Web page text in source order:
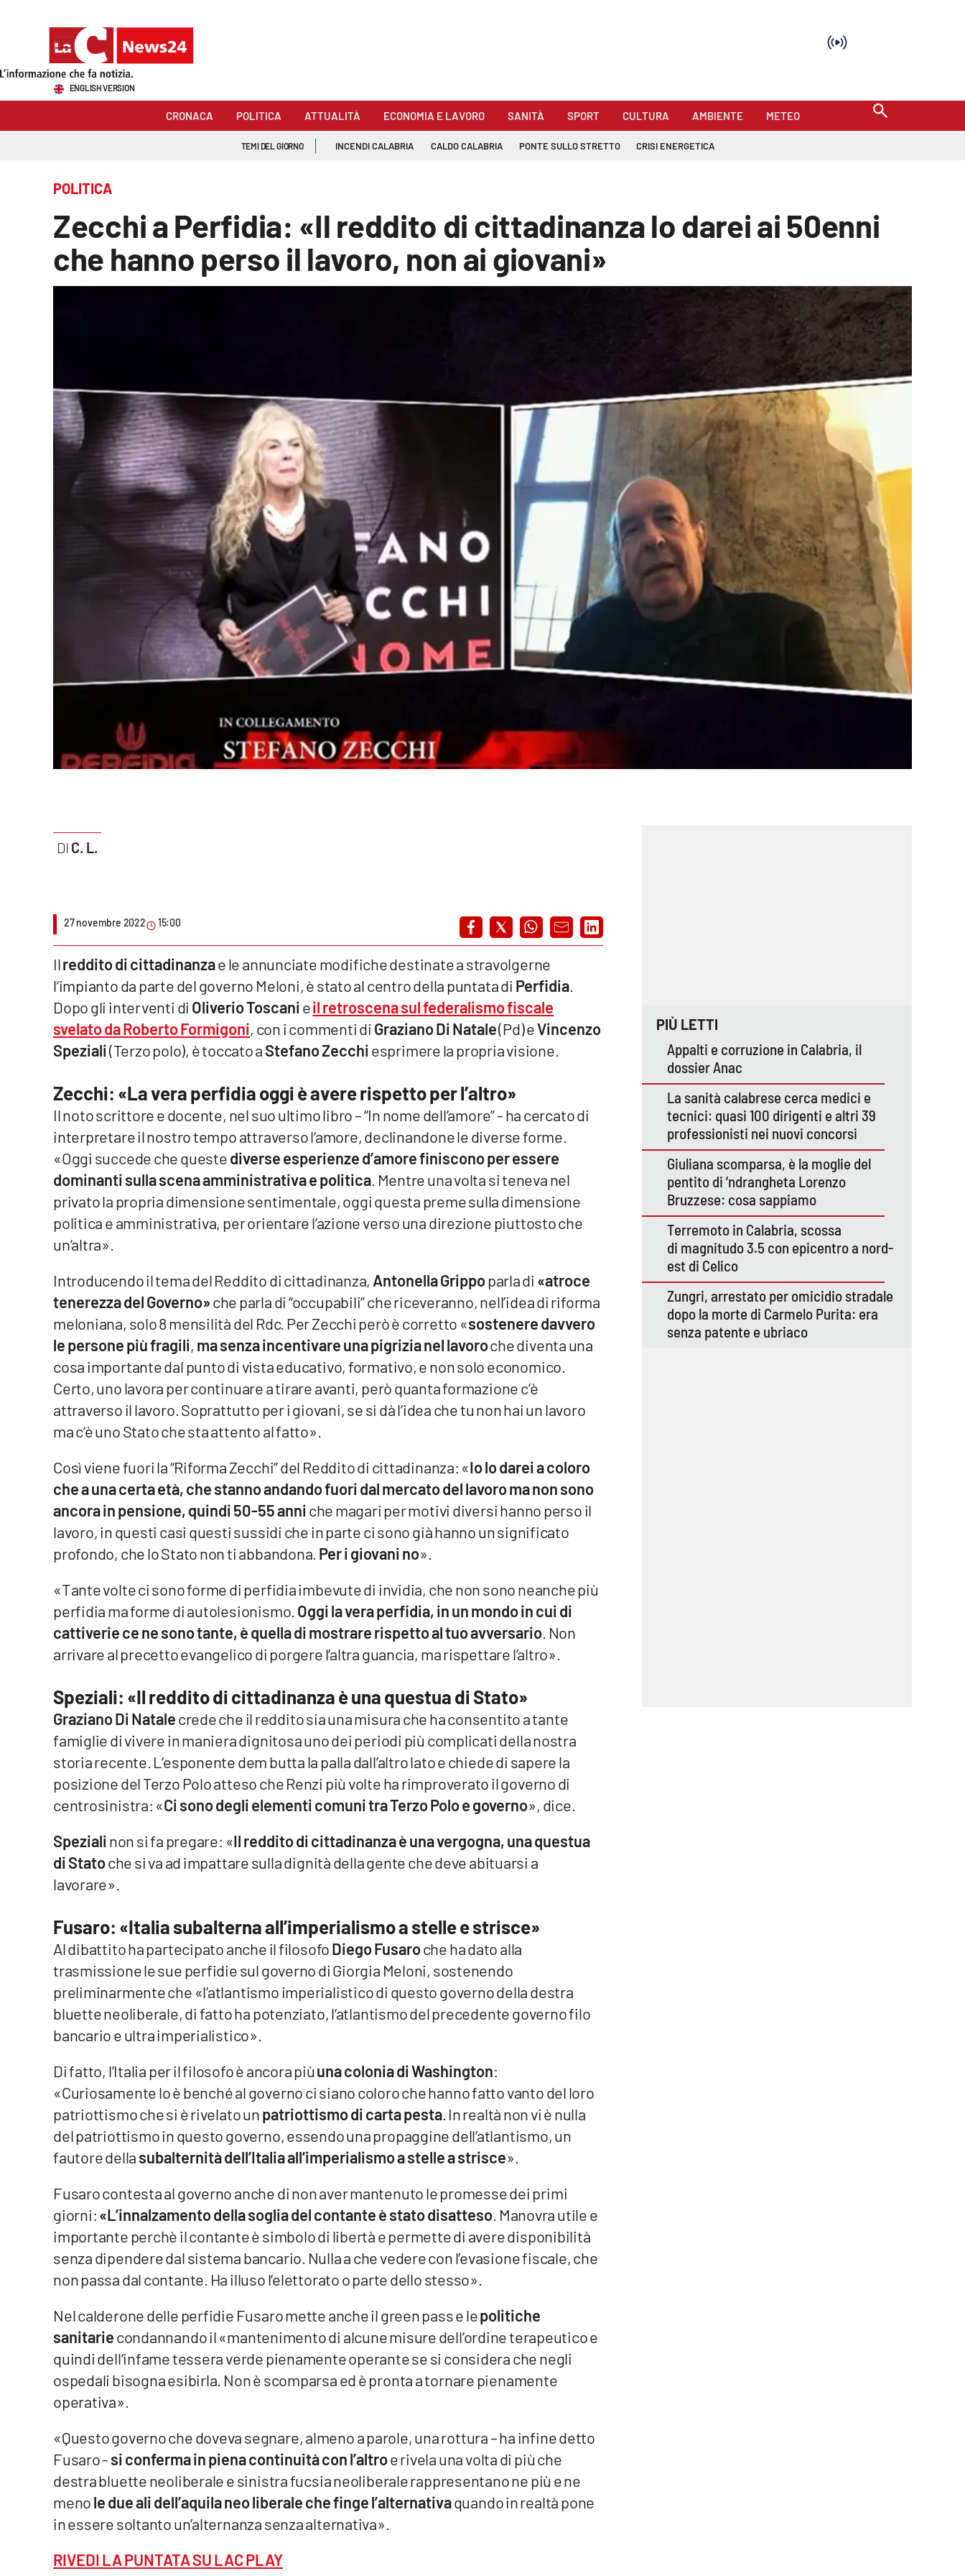
Sezioni
Economia e lavoro
Italia Mondo
Parchi Marini Calabria
Imprese Di Calabria
Le perfidie di Antonella Grippo
Venti di comunicazione
Streaming
LaC Network
Vibo Valentia
Lamezia Terme
Buona Sanità Calabria
Calabriavisione
Destinazioni
Lacitymag.it
Cosenzachannel.it
Ilvibonese.it
Catanzarochannel.it
Vai
Cookie policy
ENGLISH VERSION
CRONACA POLITICA ATTUALITÀ ECONOMIA E LAVORO SANITÀ SPORT CULTURA AMBIENTE METEO
TEMI DEL GIORNO INCENDI CALABRIA CALDO CALABRIA PONTE SULLO STRETTO CRISI ENERGETICA
POLITICA
Zecchi a Perfidia: «Il reddito di cittadinanza lo darei ai 50enni
che hanno perso il lavoro, non ai giovani»
C. L.
27 novembre 2022 15:00
Ilreddito di cittadinanzae le annunciate modifiche destinate a stravolgerne
l’impianto da parte del governo Meloni, è stato al centro della puntata di Perfidia.
Dopo gli interventi di Oliverio Toscanieil retroscena sul federalismo fiscale
svelato da Roberto Formigoni, con i commenti di Graziano Di Natale(Pd) eVincenzo
Speziali(Terzo polo), è toccato aStefano Zecchiesprimere la propria visione.
Zecchi: «La vera perfidia oggi è avere rispetto per l’altro»
Il noto scrittore e docente, nel suo ultimo libro – “In nome dell’amore” - ha cercato di
interpretare il nostro tempo attraverso l’amore, declinandone le diverse forme.
«Oggi succede che questediverse esperienze d’amore finiscono per essere
dominanti sulla scena amministrativa e politica . Mentre una volta si teneva nel
privato la propria dimensione sentimentale, oggi questa preme sulla dimensione
politica e amministrativa, per orientare l’azione verso una direzione piuttosto che
un’altra».
Introducendo il tema del Reddito di cittadinanza, Antonella Grippoparla di «atroce
tenerezza del Governo»che parla di “occupabili” che riceveranno, nell’idea di riforma
meloniana, solo 8 mensilità del Rdc. Per Zecchi però è corretto «sostenere davvero
le persone più fragili, ma senza incentivare una pigrizia nel lavoroche diventa una
cosa importante dal punto di vista educativo, formativo, e non solo economico.
Certo, uno lavora per continuare a tirare avanti, però quanta formazione c’è
attraverso il lavoro. Soprattutto per i giovani, se si dà l’idea che tu non hai un lavoro
ma c’è uno Stato che sta attento al fatto».
Così viene fuori la “Riforma Zecchi” del Reddito di cittadinanza: «Io lo darei a coloro
che a una certa età, che stanno andando fuori dal mercato del lavoro ma non sono
ancora in pensione, quindi 50-55 anniche magari per motivi diversi hanno perso il
lavoro, in questi casi questi sussidi che in parte ci sono già hanno un significato
profondo, che lo Stato non ti abbandona. Per i giovani no».
«Tante volte ci sono forme di perfidia imbevute di invidia, che non sono neanche più
perfidia ma forme di autolesionismo. Oggi la vera perfidia, in un mondo in cui di
cattiverie ce ne sono tante, è quella di mostrare rispetto al tuo avversario . Non
arrivare al precetto evangelico di porgere l’altra guancia, ma rispettare l’altro».
Speziali: «Il reddito di cittadinanza è una questua di Stato»
Graziano Di Natalecrede che il reddito sia una misura che ha consentito a tante
famiglie di vivere in maniera dignitosa uno dei periodi più complicati della nostra
storia recente. L’esponente dem butta la palla dall’altro lato e chiede di sapere la
posizione del Terzo Polo atteso che Renzi più volte ha rimproverato il governo di
centrosinistra: «Ci sono degli elementi comuni tra Terzo Polo e governo», dice.
Spezialinon si fa pregare: «Il reddito di cittadinanza è una vergogna, una questua
di Statoche si va ad impattare sulla dignità della gente che deve abituarsi a
lavorare».
Fusaro: «Italia subalterna all’imperialismo a stelle e strisce»
Al dibattito ha partecipato anche il filosofoDiego Fusaroche ha dato alla
trasmissione le sue perfidie sul governo di Giorgia Meloni, sostenendo
preliminarmente che «l’atlantismo imperialistico di questo governo della destra
bluette neoliberale, di fatto ha potenziato, l’atlantismo del precedente governo filo
bancario e ultra imperialistico».
Di fatto, l’Italia per il filosofo è ancora piùuna colonia di Washington:
«Curiosamente lo è benché al governo ci siano coloro che hanno fatto vanto del loro
patriottismo che si è rivelato unpatriottismo di carta pesta. In realtà non vi è nulla
del patriottismo in questo governo, essendo una propaggine dell’atlantismo, un
fautore dellasubalternità dell’Italia all’imperialismo a stelle a strisce».
Fusaro contesta al governo anche di non aver mantenuto le promesse dei primi
giorni:«L’innalzamento della soglia del contante è stato disatteso . Manovra utile e
importante perchè il contante è simbolo di libertà e permette di avere disponibilità
senza dipendere dal sistema bancario. Nulla a che vedere con l’evasione fiscale, che
non passa dal contante. Ha illuso l’elettorato o parte dello stesso».
Nel calderone delle perfidie Fusaro mette anche il green pass e lepolitiche
sanitariecondannando il «mantenimento di alcune misure dell’ordine terapeutico e
quindi dell’infame tessera verde pienamente operante se si considera che negli
ospedali bisogna esibirla. Non è scomparsa ed è pronta a tornare pienamente
operativa».
«Questo governo che doveva segnare, almeno a parole, una rottura – ha infine detto
Fusaro -si conferma in piena continuità con l’altroe rivela una volta di più che
destra bluette neoliberale e sinistra fucsia neoliberale rappresentano ne più e ne
menole due ali dell’aquila neo liberale che finge l’alternativaquando in realtà pone
in essere soltanto un’alternanza senza alternativa».
RIVEDI LA PUNTATA SU LAC PLAY
PIÙ LETTI
Appalti e corruzione in Calabria, il
dossier Anac
La sanità calabrese cerca medici e
tecnici: quasi 100 dirigenti e altri 39
professionisti nei nuovi concorsi
Giuliana scomparsa, è la moglie del
pentito di ’ndrangheta Lorenzo
Bruzzese: cosa sappiamo
Terremoto in Calabria, scossa
di magnitudo 3.5 con epicentro a nord-
est di Celico
Zungri, arrestato per omicidio stradale
dopo la morte di Carmelo Purita: era
senza patente e ubriaco